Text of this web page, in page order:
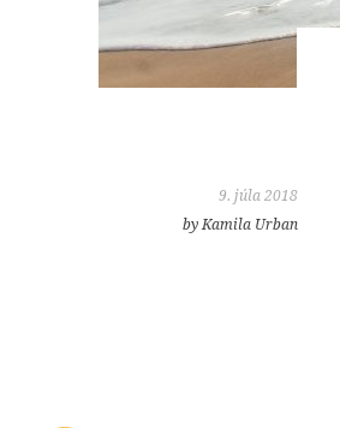
9. júla 2018
by Kamila Urban